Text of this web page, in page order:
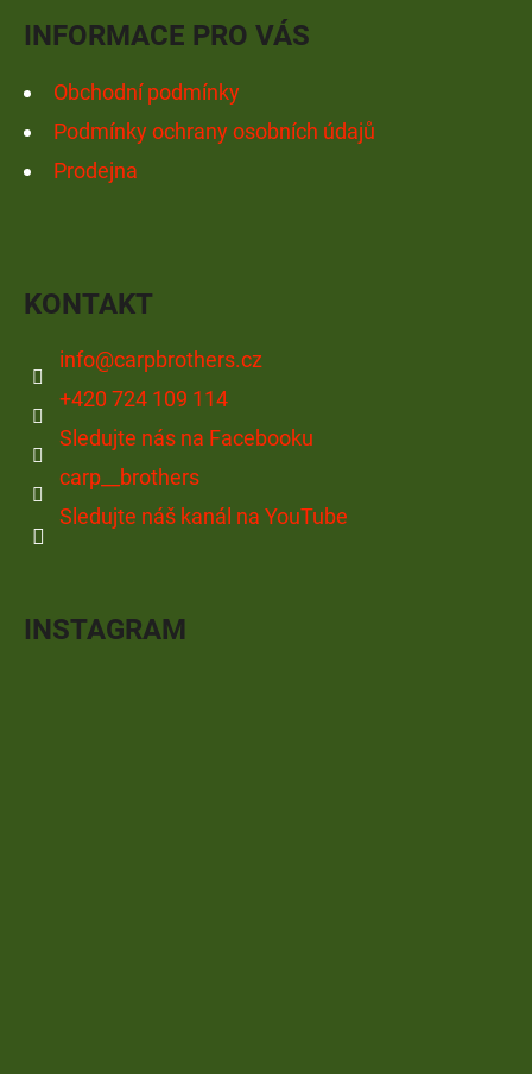
INFORMACE PRO VÁS
Obchodní podmínky
Podmínky ochrany osobních údajů
Prodejna
KONTAKT
info@carpbrothers.cz
+420 724 109 114
Sledujte nás na Facebooku
carp__brothers
Sledujte náš kanál na YouTube
INSTAGRAM